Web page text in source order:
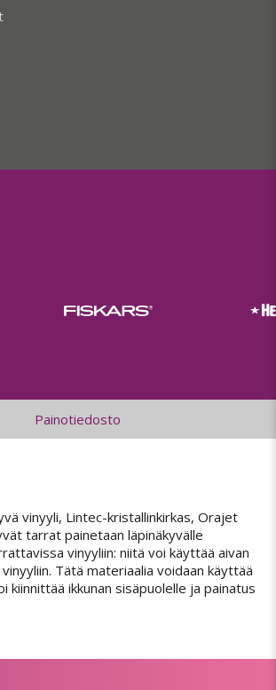
Painotiedosto
vinyyli, Lintec-kristallinkirkas, Orajet
tarrat painetaan läpinäkyvälle
vinyyliin: niitä voi käyttää aivan
Tätä materiaalia voidaan käyttää
ikkunan sisäpuolelle ja painatus